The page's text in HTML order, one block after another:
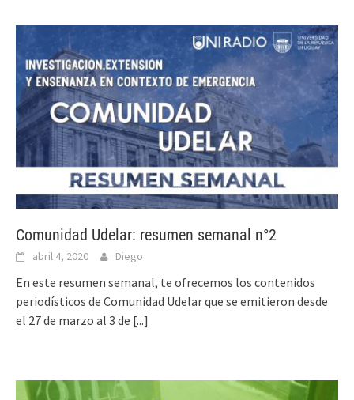
Comunidad Udelar: resumen semanal n°2
abril 4, 2020 Diego
En este resumen semanal, te ofrecemos los contenidos
periodísticos de Comunidad Udelar que se emitieron desde
el 27 de marzo al 3 de [...]